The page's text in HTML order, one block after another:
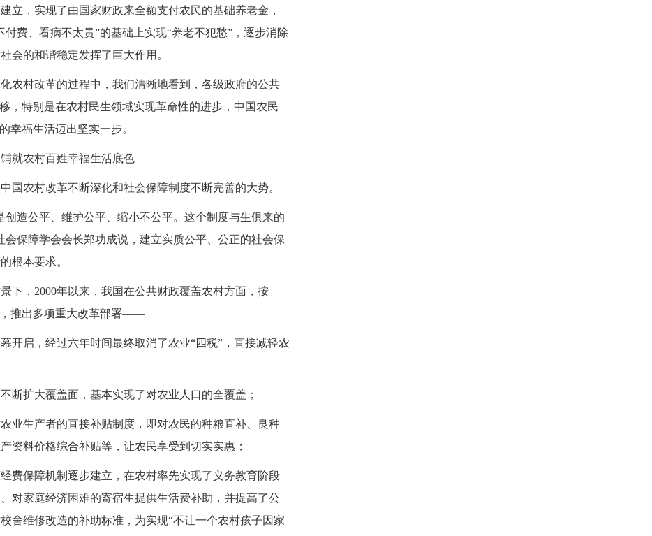
，实现了由国家财政来全额支付农民的基础养老金，
费、看病不太贵”的基础上实现“养老不犯愁”，逐步消除
会的和谐稳定发挥了巨大作用。
村改革的过程中，我们清晰地看到，各级政府的公共
，特别是在农村民生领域实现革命性的进步，中国农民
幸福生活迈出坚实一步。
农村百姓幸福生活底色
农村改革不断深化和社会保障制度不断完善的大势。
造公平、维护公平、缩小不公平。这个制度与生俱来的
会保障学会会长郑功成说，建立实质公平、公正的社会保
根本要求。
，2000年以来，我国在公共财政覆盖农村方面，按
，推出多项重大改革部署——
启，经过六年时间最终取消了农业“四税”，直接减轻农
扩大覆盖面，基本实现了对农业人口的全覆盖；
生产者的直接补贴制度，即对农民的种粮直补、良种
资料价格综合补贴等，让农民享受到切实实惠；
保障机制逐步建立，在农村率先实现了义务教育阶段
对家庭经济困难的寄宿生提供生活费补助，并提高了公
舍维修改造的补助标准，为实现“不让一个农村孩子因家